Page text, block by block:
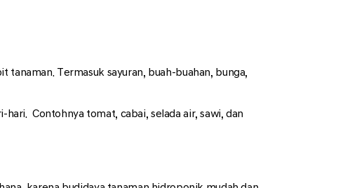
Termasuk sayuran, buah-buahan, bunga,
Contohnya tomat, cabai, selada air, sawi, dan